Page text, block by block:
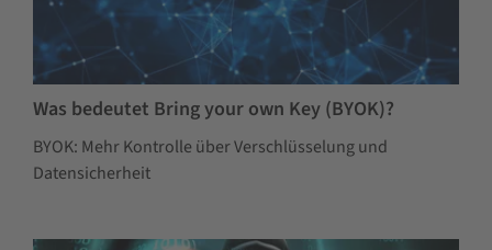
Was bedeutet Bring your own Key (BYOK)?
BYOK: Mehr Kontrolle über Verschlüsselung und
Datensicherheit